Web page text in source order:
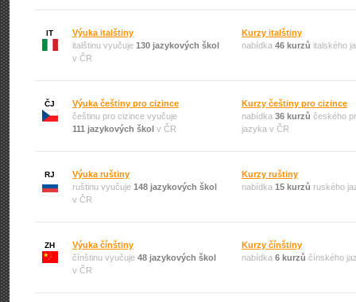
IT
Výuka italštiny
italštinu vyučuje 130 jazykových škol
v ČR
Kurzy italštiny
nabídka 46 kurzů italského
ČJ
Výuka češtiny pro cizince
češtinu pro cizince vyučuje
111 jazykových škol v ČR
Kurzy češtiny pro cizince
nabídka 36 kurzů českého
jazyka v ČR
RJ
Výuka ruštiny
ruštinu vyučuje 148 jazykových škol
v ČR
Kurzy ruštiny
nabídka 15 kurzů ruského
ZH
Výuka čínštiny
čínštinu vyučuje 48 jazykových škol
v ČR
Kurzy čínštiny
nabídka 6 kurzů čínského